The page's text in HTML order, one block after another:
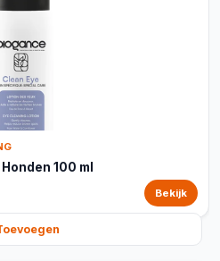
100 ml
Bekijk